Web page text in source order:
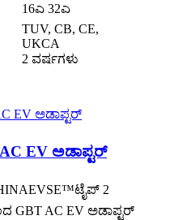
16ಎ 32ಎ
TUV, CB, CE,
UKCA
2 ವರ್ಷಗಳು
EV ಅಡಾಪ್ಟರ್
2
GBT AC EV ಅಡಾಪ್ಟರ್